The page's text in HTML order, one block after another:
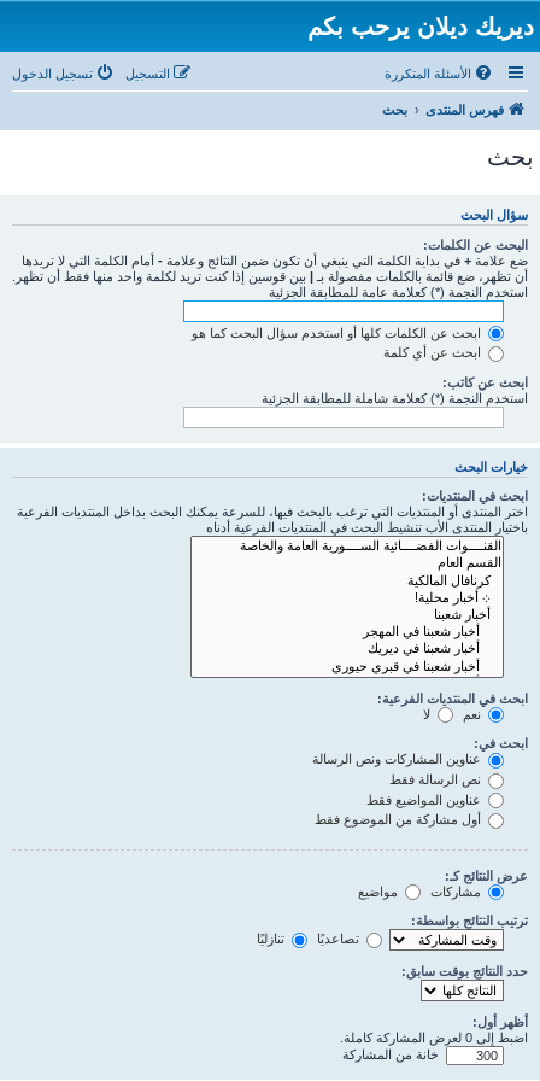
ديريك ديلان يرحب بكم
الأسئلة المتكررة تسجيل الدخول التسجيل
فهرس المنتدى بحث
بحث
سؤال البحث
البحث عن الكلمات:
ضع علامة + في بداية الكلمة التي ينبغي أن تكون ضمن النتائج وعلامة - أمام الكلمة التي لا تريدها
أن تظهر، ضع قائمة بالكلمات مفصولة بـ | بين قوسين إذا كنت تريد لكلمة واحد منها فقط أن تظهر.
استخدم النجمة (*) كعلامة عامة للمطابقة الجزئية
ابحث عن الكلمات كلها أو استخدم سؤال البحث كما هو
ابحث عن أي كلمة
ابحث عن كاتب:
استخدم النجمة (*) كعلامة شاملة للمطابقة الجزئية
خيارات البحث
ابحث في المنتديات:
اختر المنتدى أو المنتديات التي ترغب بالبحث فيها، للسرعة يمكنك البحث بداخل المنتديات الفرعية
باختيار المنتدى الأب تنشيط البحث في المنتديات الفرعية أدناه
ابحث في المنتديات الفرعية:
نعم
لا
ابحث في:
عناوين المشاركات ونص الرسالة
نص الرسالة فقط
عناوين المواضيع فقط
أول مشاركة من الموضوع فقط
عرض النتائج كـ:
مشاركات
مواضيع
ترتيب النتائج بواسطة:
تصاعديًا
تنازليًا
حدد النتائج بوقت سابق:
أظهر أول:
اضبط إلى 0 لعرض المشاركة كاملة.
خانة من المشاركة